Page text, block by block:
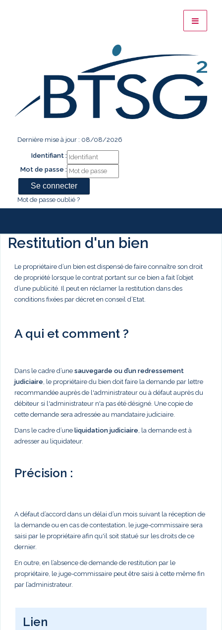
Dernière mise à jour : 08/08/2026
Identifiant :
Mot de passe :
Mot de passe oublié ?
Restitution d'un bien
Le propriétaire d’un bien est dispensé de faire connaître son droit
de propriété lorsque le contrat portant sur ce bien a fait l’objet
d’une publicité. Il peut en réclamer la restitution dans des
conditions fixées par décret en conseil d’Etat.
A qui et comment ?
Dans le cadre d’une sauvegarde ou d’un redressement
judiciaire , le propriétaire du bien doit faire la demande par lettre
recommandée auprès de l'administrateur ou à défaut auprès du
débiteur si l'administrateur n'a pas été désigné. Une copie de
cette demande sera adressée au mandataire judiciaire.
Dans le cadre d’une liquidation judiciaire , la demande est à
adresser au liquidateur.
Précision :
A défaut d’accord dans un délai d’un mois suivant la réception de
la demande ou en cas de contestation, le juge-commissaire sera
saisi par le propriétaire afin qu'il soit statué sur les droits de ce
dernier.
En outre, en l’absence de demande de restitution par le
propriétaire, le juge-commissaire peut être saisi à cette même fin
par l’administrateur.
Lien